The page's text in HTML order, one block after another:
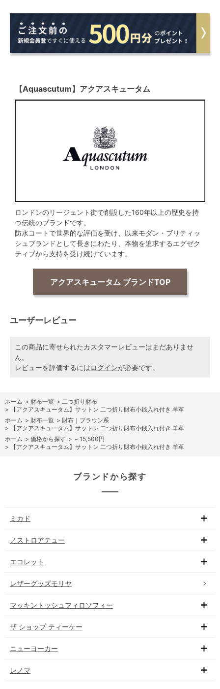
【Aquascutum】アクアスキュータム
ロンドンのリージェント街で創設した160年以上の歴史を持
つ伝統のブランドです。
防水コートで世界的な評価を受け、以来モダン・ブリティッ
シュブランドとして長きにわたり、本物を追求するエグゼク
ティブから支持を受け続けています。
アクアスキュータム ブランドTOP
ユーザーレビュー
この商品に寄せられたカスタマーレビューはまだありませ
ん。
レビューを評価するにはログインが必要です。
ホーム > 財布一覧 > 二つ折り財布
>
【アクアスキュータム】サットン 二つ折り財布小銭入れ付き 羊革
ホーム > 財布一覧 > 財布｜ブラウン系
>
【アクアスキュータム】サットン 二つ折り財布小銭入れ付き 羊革
ホーム > 価格から探す > ～15,500円
>
【アクアスキュータム】サットン 二つ折り財布小銭入れ付き 羊革
ブランドから探す
ミカド
ノストロアテュー
エコレット
レザーグッズモリヤ
マッキントッシュフィロソフィー
ザ ショップ ティーケー
ニューヨーカー
レノマ